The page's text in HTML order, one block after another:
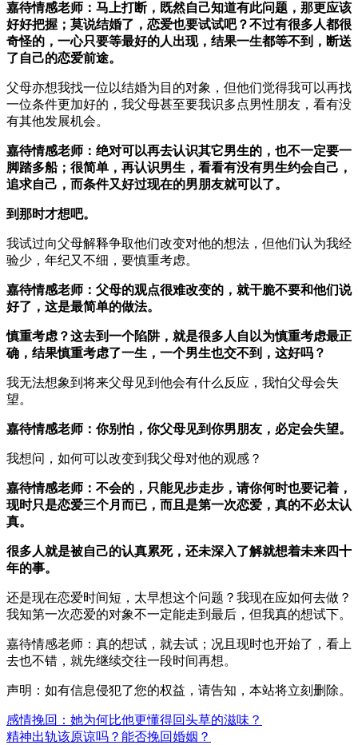
嘉待情感老师：马上打断，既然自己知道有此问题，那更应该
好好把握；莫说结婚了，恋爱也要试试吧？不过有很多人都很
奇怪的，一心只要等最好的人出现，结果一生都等不到，断送
了自己的恋爱前途。
父母亦想我找一位以结婚为目的对象，但他们觉得我可以再找
一位条件更加好的，我父母甚至要我识多点男性朋友，看有没
有其他发展机会。
嘉待情感老师：绝对可以再去认识其它男生的，也不一定要一
脚踏多船；很简单，再认识男生，看看有没有男生约会自己，
追求自己，而条件又好过现在的男朋友就可以了。
到那时才想吧。
我试过向父母解释争取他们改变对他的想法，但他们认为我经
验少，年纪又不细，要慎重考虑。
嘉待情感老师：父母的观点很难改变的，就干脆不要和他们说
好了，这是最简单的做法。
慎重考虑？这去到一个陷阱，就是很多人自以为慎重考虑最正
确，结果慎重考虑了一生，一个男生也交不到，这好吗？
我无法想象到将来父母见到他会有什么反应，我怕父母会失
望。
嘉待情感老师：你别怕，你父母见到你男朋友，必定会失望。
我想问，如何可以改变到我父母对他的观感？
嘉待情感老师：不会的，只能见步走步，请你何时也要记着，
现时只是恋爱三个月而已，而且是第一次恋爱，真的不必太认
真。
很多人就是被自己的认真累死，还未深入了解就想着未来四十
年的事。
还是现在恋爱时间短，太早想这个问题？我现在应如何去做？
我知第一次恋爱的对象不一定能走到最后，但我真的想试下。
嘉待情感老师：真的想试，就去试；况且现时也开始了，看上
去也不错，就先继续交往一段时间再想。
声明：如有信息侵犯了您的权益，请告知，本站将立刻删除。
感情挽回：她为何比他更懂得回头草的滋味？
精神出轨该原谅吗？能否挽回婚姻？